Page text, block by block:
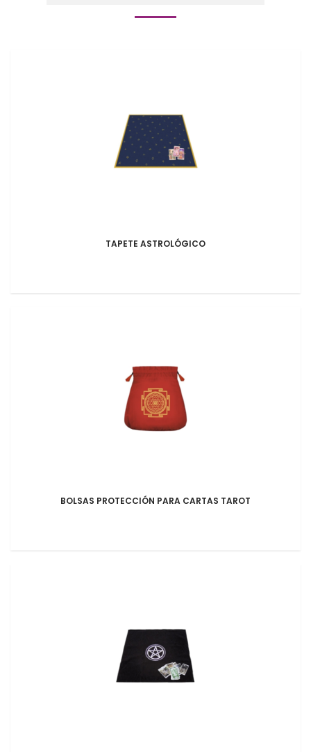
TAPETE ASTROLÓGICO
BOLSAS PROTECCIÓN PARA CARTAS TAROT